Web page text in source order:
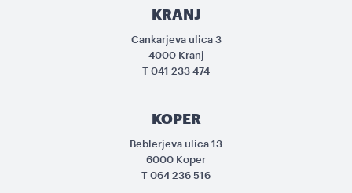
KRANJ
Cankarjeva ulica 3
4000 Kranj
T 041 233 474
KOPER
Beblerjeva ulica 13
6000 Koper
T 064 236 516